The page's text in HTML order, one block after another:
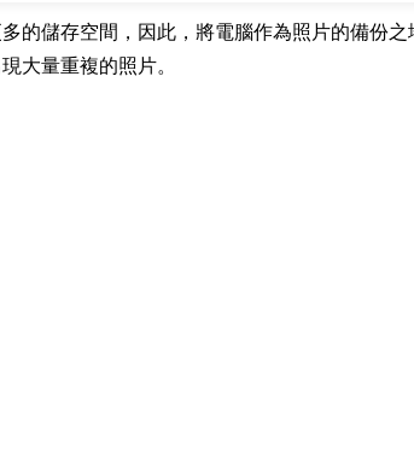
的儲存空間，因此，將電腦作為照片的備份
大量重複的照片。